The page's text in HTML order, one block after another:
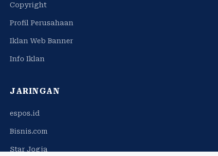
Copyright
Profil Perusahaan
Iklan Web Banner
Info Iklan
JARINGAN
espos.id
Bisnis.com
Star Jogja